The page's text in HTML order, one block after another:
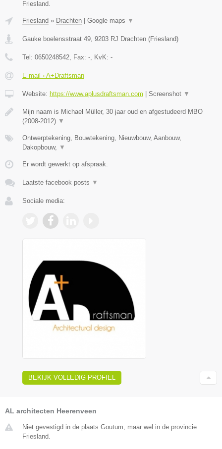
Friesland.
Friesland » Drachten Google maps ▼
Gauke boelensstraat 49, 9203 RJ Drachten (Friesland)
Tel: 0650248542, Fax: -, KvK: -
E-mail › A+Draftsman
Website: https://www.aplusdraftsman.com Screenshot ▼
Mijn naam is Michael Müller, 30 jaar oud en afgestudeerd MBO
(2008-2012) ▼
Ontwerptekening, Bouwtekening, Nieuwbouw, Aanbouw,
Dakopbouw, ▼
Er wordt gewerkt op afspraak.
Laatste facebook posts ▼
Sociale media:
BEKIJK VOLLEDIG PROFIEL
AL architecten Heerenveen
Niet gevestigd in de plaats Goutum, maar wel in de provincie
Friesland.